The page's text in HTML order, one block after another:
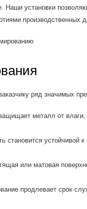
Наши установки
производственных
ряд значимых
металл от влаги,
становится устойчивой
или матовая
продлевает срок